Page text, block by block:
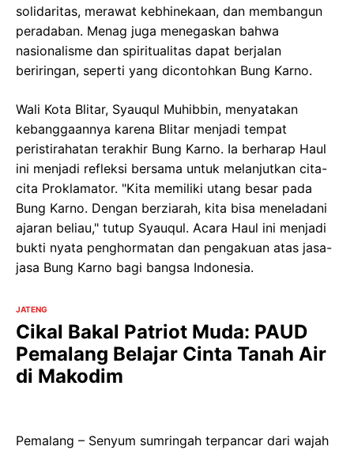
solidaritas, merawat kebhinekaan, dan membangun
peradaban. Menag juga menegaskan bahwa
nasionalisme dan spiritualitas dapat berjalan
beriringan, seperti yang dicontohkan Bung Karno.
Wali Kota Blitar, Syauqul Muhibbin, menyatakan
kebanggaannya karena Blitar menjadi tempat
peristirahatan terakhir Bung Karno. Ia berharap Haul
ini menjadi refleksi bersama untuk melanjutkan cita-
cita Proklamator. "Kita memiliki utang besar pada
Bung Karno. Dengan berziarah, kita bisa meneladani
ajaran beliau," tutup Syauqul. Acara Haul ini menjadi
bukti nyata penghormatan dan pengakuan atas jasa-
jasa Bung Karno bagi bangsa Indonesia.
JATENG
Cikal Bakal Patriot Muda: PAUD
Pemalang Belajar Cinta Tanah Air
di Makodim
Pemalang – Senyum sumringah terpancar dari wajah